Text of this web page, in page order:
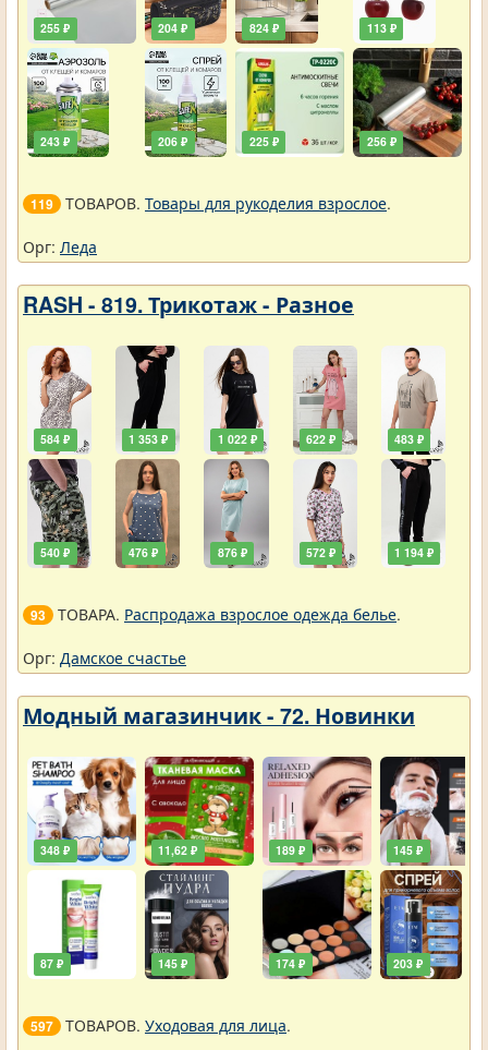
255 ₽
243 ₽
204 ₽
206 ₽
824 ₽
225 ₽
113 ₽
256 ₽
119 ТОВАРОВ. Товары для рукоделия взрослое.
Орг: Леда
RASH - 819. Трикотаж - Разное
584 ₽
540 ₽
1 353 ₽
476 ₽
1 022 ₽
876 ₽
622 ₽
572 ₽
483 ₽
1 194 ₽
93 ТОВАРА. Распродажа взрослое одежда белье.
Орг: Дамское счастье
Модный магазинчик - 72. Новинки
348 ₽
87 ₽
11,62 ₽
145 ₽
189 ₽
174 ₽
145 ₽
203 ₽
597 ТОВАРОВ. Уходовая для лица.